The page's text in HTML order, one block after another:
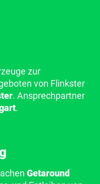
zur
von Flinkster
. Ansprechpartner
.
Getaround